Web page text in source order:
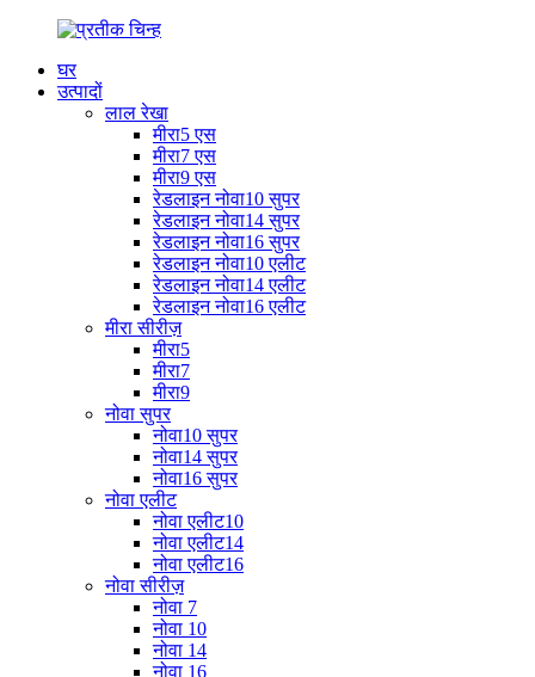
घर
उत्पादों
लाल रेखा
मीरा5 एस
मीरा7 एस
मीरा9 एस
रेडलाइन नोवा10 सुपर
रेडलाइन नोवा14 सुपर
रेडलाइन नोवा16 सुपर
रेडलाइन नोवा10 एलीट
रेडलाइन नोवा14 एलीट
रेडलाइन नोवा16 एलीट
मीरा सीरीज़
मीरा5
मीरा7
मीरा9
नोवा सुपर
नोवा10 सुपर
नोवा14 सुपर
नोवा16 सुपर
नोवा एलीट
नोवा एलीट10
नोवा एलीट14
नोवा एलीट16
नोवा सीरीज़
नोवा 7
नोवा 10
नोवा 14
नोवा 16